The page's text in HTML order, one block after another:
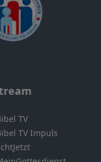
TV
TV Impuls